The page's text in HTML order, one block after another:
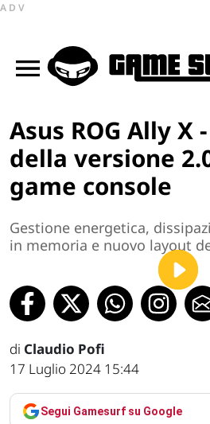
ADV
Asus ROG Ally X
della versione
game console
Gestione energetica,
in memoria e nuovo layout
di Claudio Pofi
17 Luglio 2024 15:44
Segui Gamesurf su Google